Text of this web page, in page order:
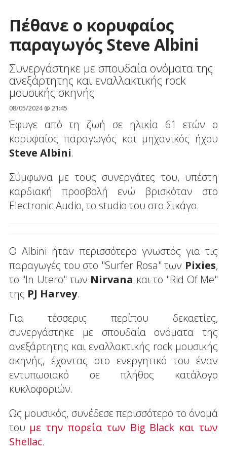
Πέθανε ο κορυφαίος
παραγωγός Steve Albini
Συνεργάστηκε με σπουδαία ονόματα της
ανεξάρτητης και εναλλακτικής rock
μουσικής σκηνής
08/05/2024 @ 21:45
Έφυγε από τη ζωή σε ηλικία 61 ετών ο
κορυφαίος παραγωγός και μηχανικός ήχου
Steve Albini.
Σύμφωνα με τους συνεργάτες του, υπέστη
καρδιακή προσβολή ενώ βρισκόταν στο
Electronic Audio, το studio του στο Σικάγο.
Ο Albini ήταν περισσότερο γνωστός για τις
παραγωγές του στο "Surfer Rosa" των Pixies,
το "In Utero" των Nirvana και το "Rid Οf Me"
της PJ Harvey.
Για τέσσερις περίπου δεκαετίες,
συνεργάστηκε με σπουδαία ονόματα της
ανεξάρτητης και εναλλακτικής rock μουσικής
σκηνής, έχοντας στο ενεργητικό του έναν
εντυπωσιακό σε πλήθος κατάλογο
κυκλοφοριών.
Ως μουσικός, συνέδεσε περισσότερο το όνομά
του με την πορεία των Big Black και των
Shellac.